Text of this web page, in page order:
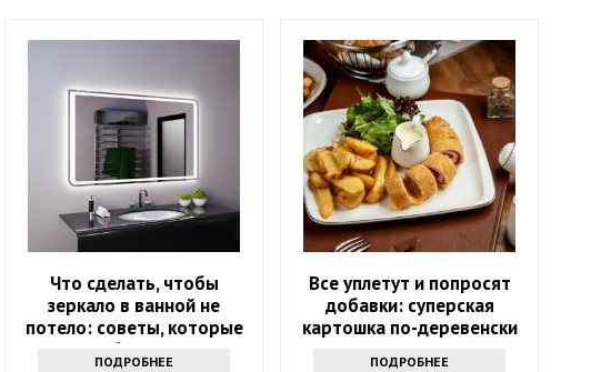
Что сделать, чтобы
зеркало в ванной не
потело: советы, которые
работают
ПОДРОБНЕЕ
Все уплетут и попросят
добавки: суперская
картошка по-деревенски
на гарнир на Новый год
ПОДРОБНЕЕ